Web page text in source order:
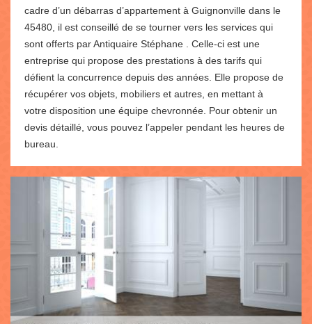
cadre d’un débarras d’appartement à Guignonville dans le
45480, il est conseillé de se tourner vers les services qui
sont offerts par Antiquaire Stéphane . Celle-ci est une
entreprise qui propose des prestations à des tarifs qui
défient la concurrence depuis des années. Elle propose de
récupérer vos objets, mobiliers et autres, en mettant à
votre disposition une équipe chevronnée. Pour obtenir un
devis détaillé, vous pouvez l’appeler pendant les heures de
bureau.